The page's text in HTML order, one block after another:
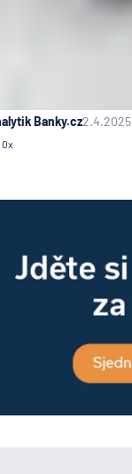
Banky.cz2.4.2025
0x